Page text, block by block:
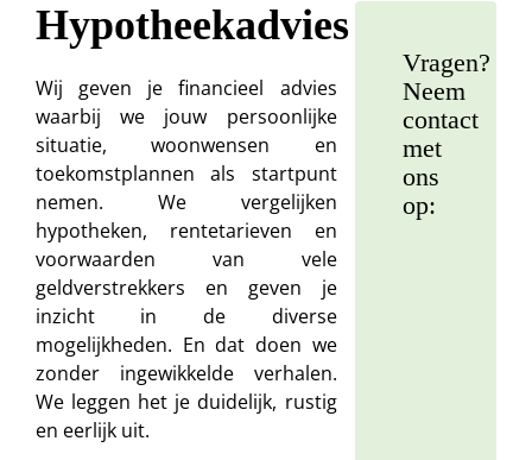
Hypotheekadvies
Wij geven je financieel advies
waarbij we jouw persoonlijke
situatie, woonwensen en
toekomstplannen als startpunt
nemen. We vergelijken
hypotheken, rentetarieven en
voorwaarden van vele
geldverstrekkers en geven je
inzicht in de diverse
mogelijkheden. En dat doen we
zonder ingewikkelde verhalen.
We leggen het je duidelijk, rustig
en eerlijk uit.
Vragen?
Neem
contact
met
ons
op: